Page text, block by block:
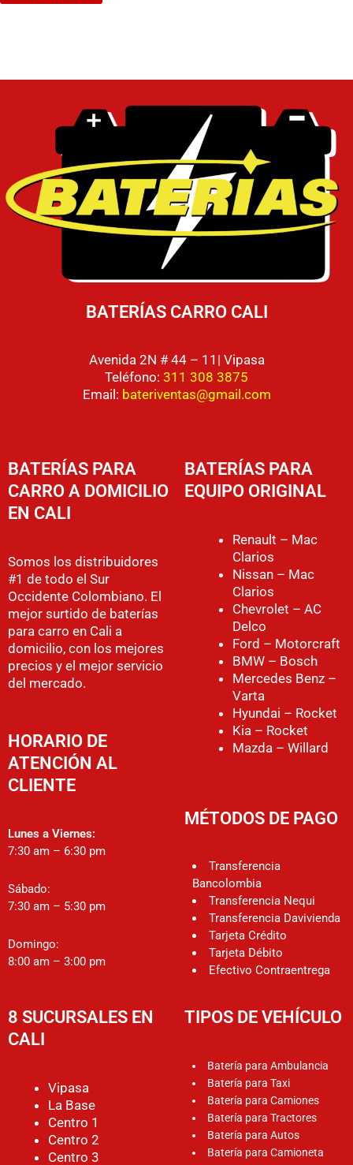
BATERÍAS CARRO CALI
Avenida 2N # 44 – 11| Vipasa
Teléfono: 311 308 3875
Email: bateriventas@gmail.com
BATERÍAS PARA
CARRO A DOMICILIO
EN CALI
Somos los distribuidores
#1 de todo el Sur
Occidente Colombiano. El
mejor surtido de baterías
para carro en Cali a
domicilio, con los mejores
precios y el mejor servicio
del mercado.
HORARIO DE
ATENCIÓN AL
CLIENTE
Lunes a Viernes:
7:30 am – 6:30 pm
Sábado:
7:30 am – 5:30 pm
Domingo:
8:00 am – 3:00 pm
BATERÍAS PARA
EQUIPO ORIGINAL
Renault – Mac
Clarios
Nissan – Mac
Clarios
Chevrolet – AC
Delco
Ford – Motorcraft
BMW – Bosch
Mercedes Benz –
Varta
Hyundai – Rocket
Kia – Rocket
Mazda – Willard
MÉTODOS DE PAGO
Transferencia
Bancolombia
Transferencia Nequi
Transferencia Davivienda
Tarjeta Crédito
Tarjeta Débito
Efectivo Contraentrega
8 SUCURSALES EN
CALI
Vipasa
La Base
Centro 1
Centro 2
Centro 3
TIPOS DE VEHÍCULO
Batería para Ambulancia
Batería para Taxi
Batería para Camiones
Batería para Tractores
Batería para Autos
Batería para Camioneta